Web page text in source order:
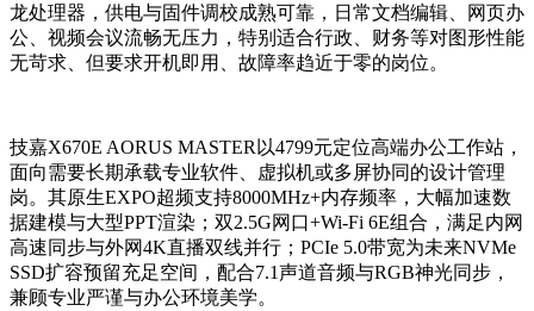
龙处理器，供电与固件调校成熟可靠，日常文档编辑、网页办
公、视频会议流畅无压力，特别适合行政、财务等对图形性能
无苛求、但要求开机即用、故障率趋近于零的岗位。
技嘉X670E AORUS MASTER以4799元定位高端办公工作站，
面向需要长期承载专业软件、虚拟机或多屏协同的设计管理
岗。其原生EXPO超频支持8000MHz+内存频率，大幅加速数
据建模与大型PPT渲染；双2.5G网口+Wi-Fi 6E组合，满足内网
高速同步与外网4K直播双线并行；PCIe 5.0带宽为未来NVMe
SSD扩容预留充足空间，配合7.1声道音频与RGB神光同步，
兼顾专业严谨与办公环境美学。